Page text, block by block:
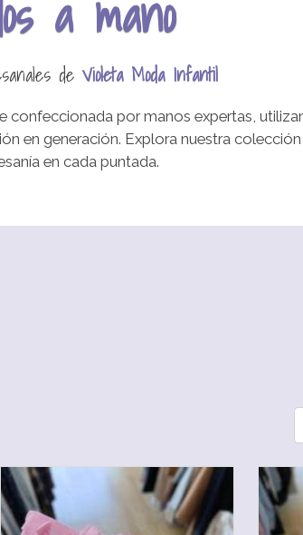
de Violeta Moda Infantil
confeccionada por manos expertas,
en generación. Explora nuestra
en cada puntada.